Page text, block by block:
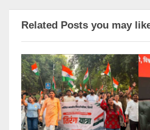
Related Posts you may